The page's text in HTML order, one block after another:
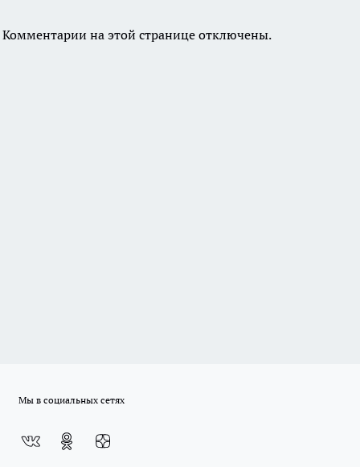
Комментарии на этой странице отключены.
Мы в социальных сетях